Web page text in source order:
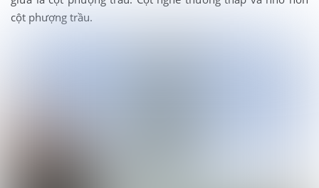
cột phượng trầu.